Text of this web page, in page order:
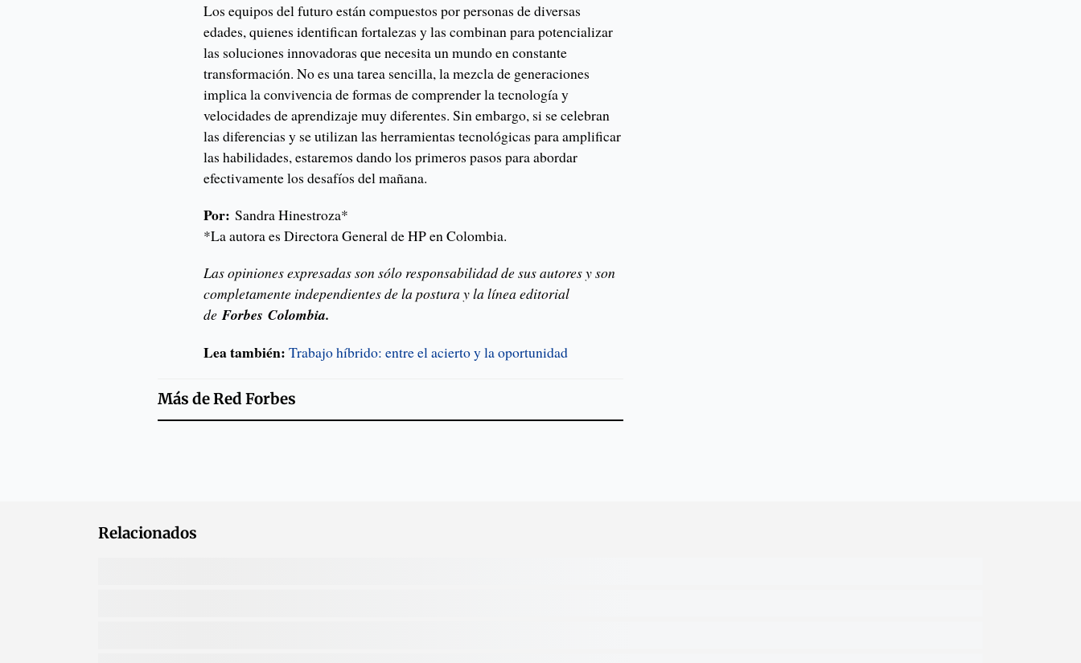
Los equipos del futuro están compuestos por personas de diversas
edades, quienes identifican fortalezas y las combinan para potencializar
las soluciones innovadoras que necesita un mundo en constante
transformación. No es una tarea sencilla, la mezcla de generaciones
implica la convivencia de formas de comprender la tecnología y
velocidades de aprendizaje muy diferentes. Sin embargo, si se celebran
las diferencias y se utilizan las herramientas tecnológicas para amplificar
las habilidades, estaremos dando los primeros pasos para abordar
efectivamente los desafíos del mañana.
Por: Sandra Hinestroza*
*La autora es Directora General de HP en Colombia.
Las opiniones expresadas son sólo responsabilidad de sus autores y son
completamente independientes de la postura y la línea editorial
deForbesColombia.
Lea también: Trabajo híbrido: entre el acierto y la oportunidad
Más deRed Forbes
Relacionados